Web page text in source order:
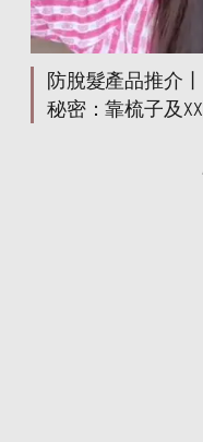
防脫髮產品推介
秘密：靠梳子及